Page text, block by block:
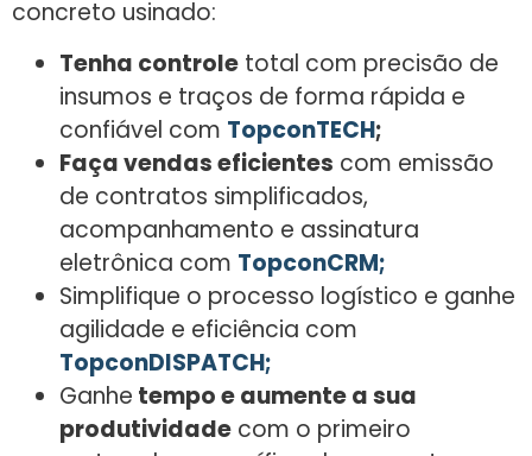
concreto usinado:
Tenha controle total com precisão de
insumos e traços de forma rápida e
confiável com TopconTECH;
Faça vendas eficientes com emissão
de contratos simplificados,
acompanhamento e assinatura
eletrônica com TopconCRM;
Simplifique o processo logístico e ganhe
agilidade e eficiência com
TopconDISPATCH;
Ganhe tempo e aumente a sua
produtividade com o primeiro